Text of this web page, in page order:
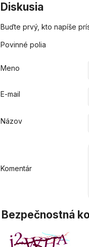
Diskusia
Buďte prvý, kto napíše
Povinné polia
Meno
E-mail
Názov
Komentár
Bezpečnostná